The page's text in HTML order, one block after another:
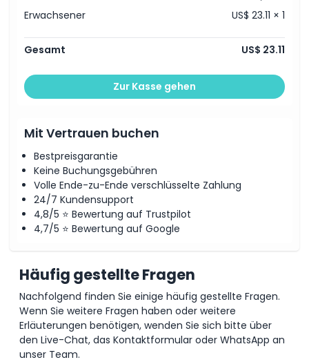
Erwachsener
US$ 23.11 × 1
Gesamt US$ 23.11
Zur Kasse gehen
Mit Vertrauen buchen
Bestpreisgarantie
Keine Buchungsgebühren
Volle Ende-zu-Ende verschlüsselte Zahlung
24/7 Kundensupport
4,8/5 ⭐ Bewertung auf Trustpilot
4,7/5 ⭐ Bewertung auf Google
Häufig gestellte Fragen
Nachfolgend finden Sie einige häufig gestellte Fragen.
Wenn Sie weitere Fragen haben oder weitere
Erläuterungen benötigen, wenden Sie sich bitte über
den Live-Chat, das Kontaktformular oder WhatsApp an
unser Team.